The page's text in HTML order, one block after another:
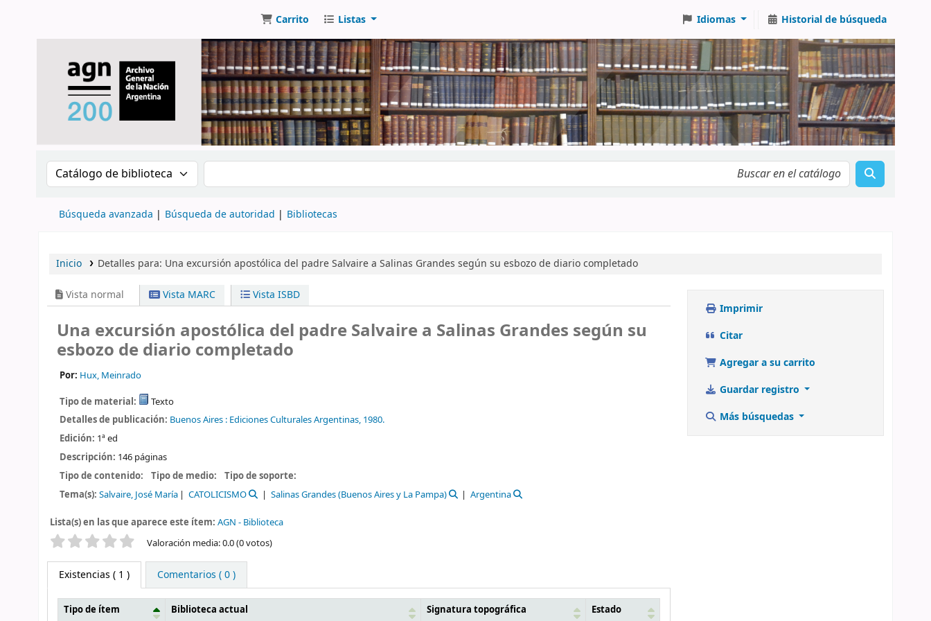
Carrito Listas Idiomas Historial de búsqueda
Buscar en el catálogo por: Buscar en el catálogo
Búsqueda avanzada Búsqueda de autoridad Bibliotecas
Inicio Detalles para: Una excursión apostólica del padre Salvaire a Salinas Grandes según su esbozo de diario completado
Vista normal Vista MARC Vista ISBD
Una excursión apostólica del padre Salvaire a Salinas Grandes según su
esbozo de diario completado
Por: Hux, Meinrado
Tipo de material:
Texto
Detalles de publicación: Buenos Aires : Ediciones Culturales Argentinas, 1980.
Edición: 1ª ed
Descripción: 146 páginas
Tipo de contenido:
Tipo de medio:
Tipo de soporte:
Tema(s): Salvaire, José María CATOLICISMO Salinas Grandes (Buenos Aires y La Pampa) Argentina
Lista(s) en las que aparece este ítem: AGN - Biblioteca
Valoración Valoración media: 0.0 (0 votos)
Existencias ( 1 ) Comentarios ( 0 )
Tipo de ítem Biblioteca actual Signatura topográfica Estado
Imprimir
Citar
Agregar a su carrito
Guardar registro
Más búsquedas